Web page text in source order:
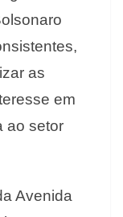
as
em
ao setor
Avenida